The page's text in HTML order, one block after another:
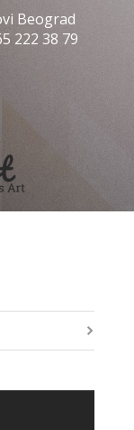
Beograd
222 38 79